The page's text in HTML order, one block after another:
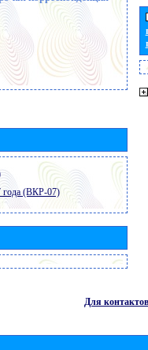
года (ВКР-07)
Для контактов